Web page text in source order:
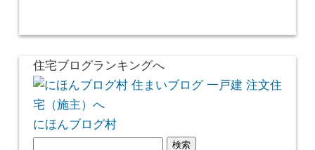
住宅ブログランキングへ
にほんブログ村